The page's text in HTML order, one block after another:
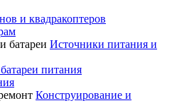
и квадракоптеров
Источники питания и
питания
Конструирование и